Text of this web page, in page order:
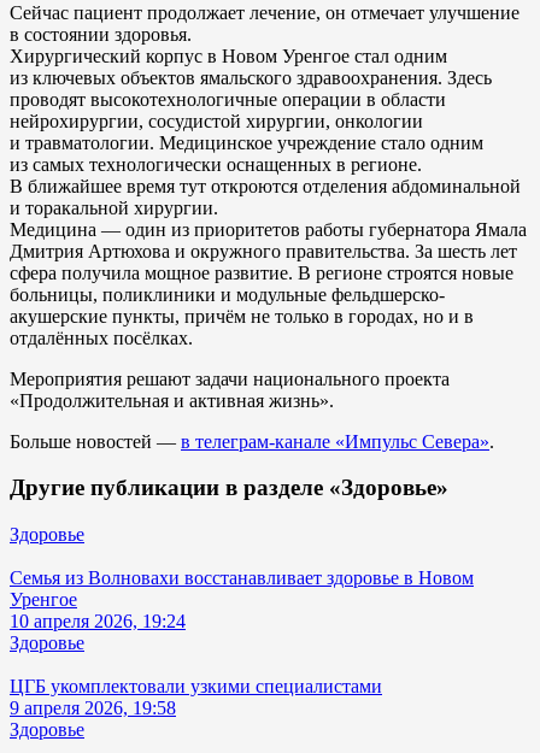
Сейчас пациент продолжает лечение, он отмечает улучшение
в состоянии здоровья.
Хирургический корпус в Новом Уренгое стал одним
из ключевых объектов ямальского здравоохранения. Здесь
проводят высокотехнологичные операции в области
нейрохирургии, сосудистой хирургии, онкологии
и травматологии. Медицинское учреждение стало одним
из самых технологически оснащенных в регионе.
В ближайшее время тут откроются отделения абдоминальной
и торакальной хирургии.
Медицина — один из приоритетов работы губернатора Ямала
Дмитрия Артюхова и окружного правительства. За шесть лет
сфера получила мощное развитие. В регионе строятся новые
больницы, поликлиники и модульные фельдшерско-
акушерские пункты, причём не только в городах, но и в
отдалённых посёлках.
Мероприятия решают задачи национального проекта
«Продолжительная и активная жизнь».
Больше новостей — в телеграм-канале «Импульс Севера».
Другие публикации в разделе «Здоровье»
Здоровье
Семья из Волновахи восстанавливает здоровье в Новом
Уренгое
10 апреля 2026, 19:24
Здоровье
ЦГБ укомплектовали узкими специалистами
9 апреля 2026, 19:58
Здоровье